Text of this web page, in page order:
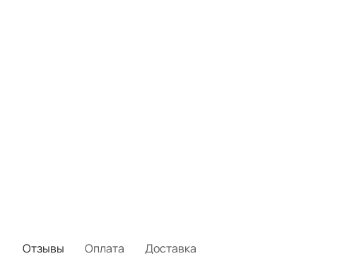
Отзывы Оплата Доставка